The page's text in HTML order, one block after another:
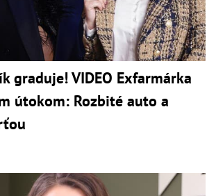
graduje! VIDEO Exfarmárka
útokom: Rozbité auto a